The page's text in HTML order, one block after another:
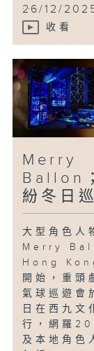
...
26/12/
收看
Merry
Ballon
紛冬日
大型角色人
Merry
Hong
開始，重頭
氣球巡遊會
日在西九文
行，網羅20
及本地角色